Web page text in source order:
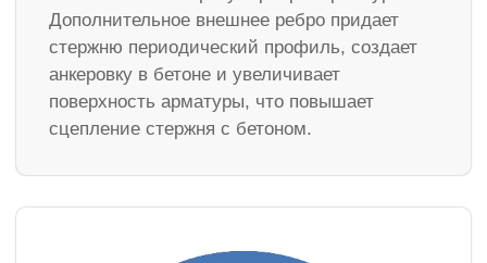
Дополнительное внешнее ребро придает
стержню периодический профиль, создает
анкеровку в бетоне и увеличивает
поверхность арматуры, что повышает
сцепление стержня с бетоном.